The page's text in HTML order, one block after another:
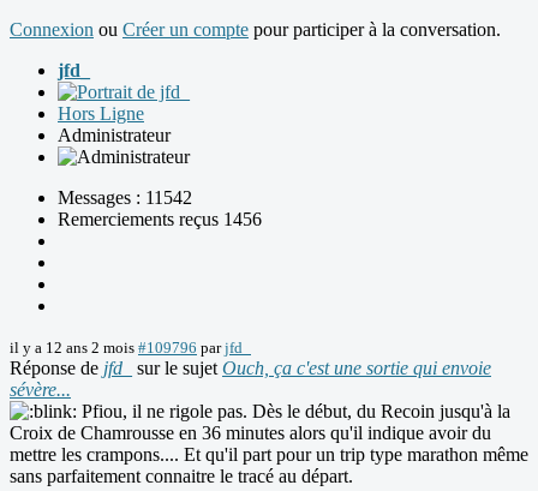
Connexion ou Créer un compte pour participer à la conversation.
jfd_
Hors Ligne
Administrateur
Messages : 11542
Remerciements reçus 1456
il y a 12 ans 2 mois #109796 parjfd_
Réponse de jfd_ sur le sujet Ouch, ça c'est une sortie qui envoie
sévère...
Pfiou, il ne rigole pas. Dès le début, du Recoin jusqu'à la
Croix de Chamrousse en 36 minutes alors qu'il indique avoir du
mettre les crampons.... Et qu'il part pour un trip type marathon même
sans parfaitement connaitre le tracé au départ.